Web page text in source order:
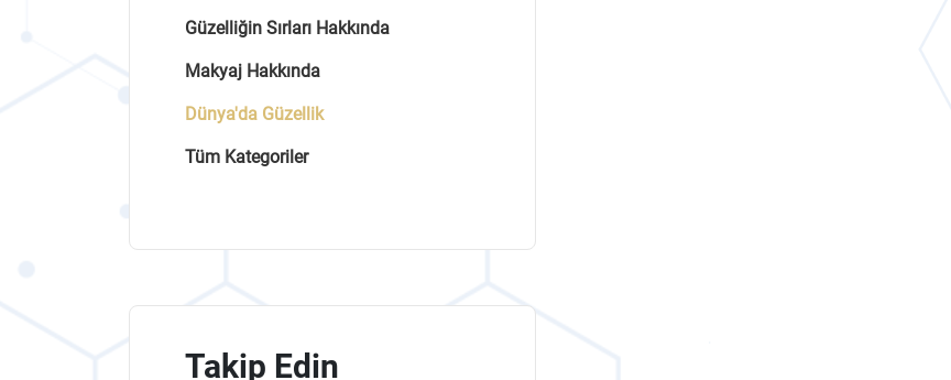
Güzelliğin Sırları Hakkında
Makyaj Hakkında
Dünya'da Güzellik
Tüm Kategoriler
Takip Edin